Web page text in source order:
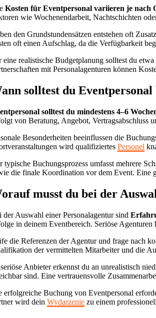
Kosten für Eventpersonal variieren je
wie Wochenendarbeit, Nachtschichten
den Grundstundensätzen entstehen oft
oft einen Aufschlag, da die Verfügbarkeit
eine realistische Budgetplanung solltest du
mit Personalagenturen können
solltest du
solltest du mindestens 4–6
von Beratung, Angebot, Vertragsabschluss
Besonderheiten beeinflussen die
wird qualifiziertesPersonel
typische Buchungsprozess umfasst mehrere
die finale Koordination vor dem Event. Eine
musst du bei der
der Auswahl einer Personalagentur sind
in deinem Eventbereich. Seriöse Agenturen
die Referenzen der Agentur und frage nach
der vermittelten Mitarbeiter und die
Anbieter erkennst du an unrealistisch
sind. Eine vertrauensvolle
erfolgreiche Buchung von Eventpersonal
wird deinWydarzenie zu einem